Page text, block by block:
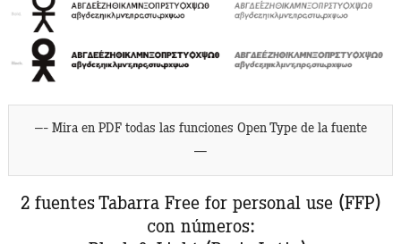
–- Mira en PDF todas las funciones Open Type de la fuente
—
2 fuentes Tabarra Free for personal use (FFP)
con números: